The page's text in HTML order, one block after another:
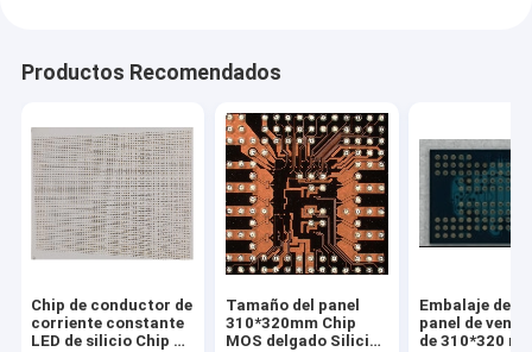
Productos Recomendados
Chip de conductor de
corriente constante
LED de silicio Chip de
Tamaño del panel
310*320mm Chip
MOS delgado Silicio
Embalaje de
panel de
de 310*320